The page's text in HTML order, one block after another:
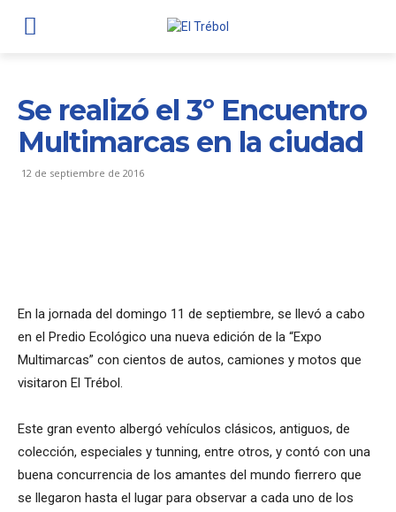
Se realizó el 3º Encuentro
Multimarcas en la ciudad
12 de septiembre de 2016
En la jornada del domingo 11 de septiembre, se llevó a cabo
en el Predio Ecológico una nueva edición de la “Expo
Multimarcas” con cientos de autos, camiones y motos que
visitaron El Trébol.
Este gran evento albergó vehículos clásicos, antiguos, de
colección, especiales y tunning, entre otros, y contó con una
buena concurrencia de los amantes del mundo fierrero que
se llegaron hasta el lugar para observar a cada uno de los